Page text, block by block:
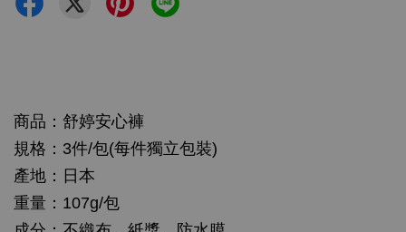
商品：舒婷安心褲
規格：3件/包(每件獨立包裝)
產地：日本
重量：107g/包